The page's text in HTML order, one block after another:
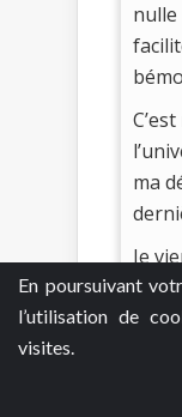
En poursuivant
l’utilisation de
visites.
nulle
ma
Je
de